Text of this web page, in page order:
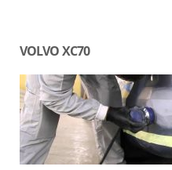
VOLVO XC70